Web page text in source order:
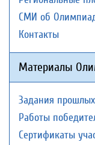
СМИ об
Контакты
Материалы
Задания
Работы
Сертификаты